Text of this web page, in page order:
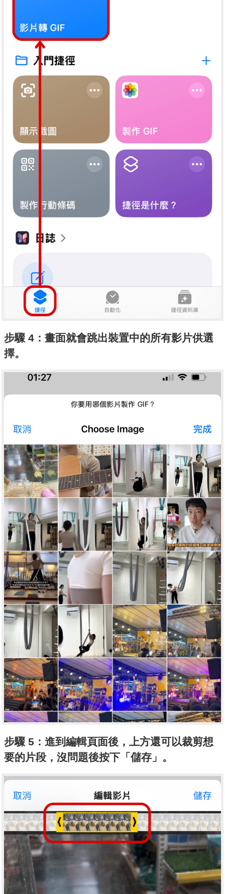
步驟 4：畫面就會跳出裝置中的所有影片供選
擇。
步驟 5：進到編輯頁面後，上方還可以裁剪想
要的片段，沒問題後按下「儲存」。